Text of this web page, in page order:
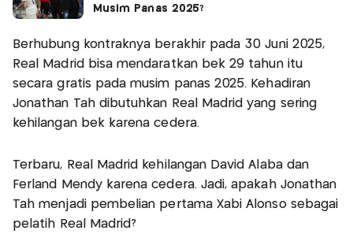
Musim Panas 2025?
Berhubung kontraknya berakhir pada 30 Juni 2025,
Real Madrid bisa mendaratkan bek 29 tahun itu
secara gratis pada musim panas 2025. Kehadiran
Jonathan Tah dibutuhkan Real Madrid yang sering
kehilangan bek karena cedera.
Terbaru, Real Madrid kehilangan David Alaba dan
Ferland Mendy karena cedera. Jadi, apakah Jonathan
Tah menjadi pembelian pertama Xabi Alonso sebagai
pelatih Real Madrid?